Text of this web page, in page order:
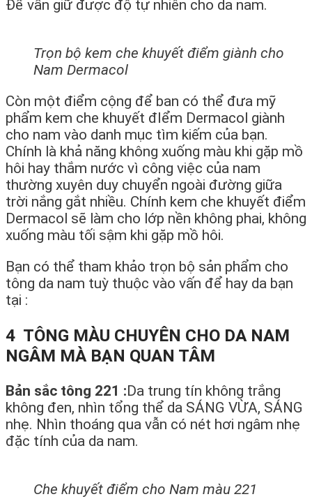
Để vẫn giữ được độ tự nhiên cho da nam.
Trọn bộ kem che khuyết điểm giành cho
Nam Dermacol
Còn một điểm cộng để ban có thể đưa mỹ
phẩm kem che khuyết đIểm Dermacol giành
cho nam vào danh mục tìm kiếm của bạn.
Chính là khả năng không xuống màu khi gặp mồ
hôi hay thắm nước vì công việc của nam
thường xuyên duy chuyển ngoài đường giữa
trời nắng gắt nhiều. Chính kem che khuyết điểm
Dermacol sẽ làm cho lớp nền không phai, không
xuống màu tối sậm khi gặp mồ hôi.
Bạn có thể tham khảo trọn bộ sản phẩm cho
tông da nam tuỳ thuộc vào vấn để hay da bạn
tại :
4 TÔNG MÀU CHUYÊN CHO DA NAM
NGÂM MÀ BẠN QUAN TÂM
Bản sắc tông 221 :Da trung tín không trắng
không đen, nhìn tổng thể da SÁNG VỪA, SÁNG
nhẹ. Nhìn thoáng qua vẫn có nét hơi ngâm nhẹ
đặc tính của da nam.
Che khuyết điểm cho Nam màu 221